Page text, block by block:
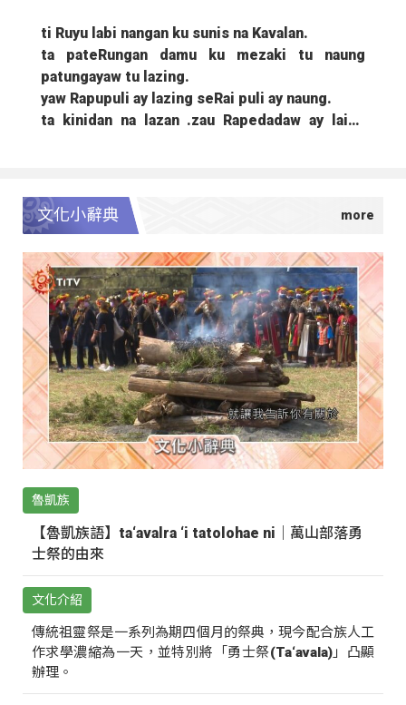
ti Ruyu labi nangan ku sunis na Kavalan.
ta pateRungan damu ku mezaki tu naung
patungayaw tu lazing.
yaw Rapupuli ay lazing seRai puli ay naung.
ta kinidan na lazan .zau Rapedadaw ay laing
pameRawan ta nani simqena taytan.
tazian qabinusan ku .simqena ay damu.
kebalan nani yau mai sastaR tatezum ay
wawaway.
nazau mai tani lazat na kebalan. wanayka
melaziw ti tu Rasibu tasaw
qawman yau pama qaninan ay wawaway.
文化小辭典
魯凱族
【魯凱族語】ta‘avalra ‘i tatolohae ni｜萬山部落勇
士祭的由來
文化介紹
傳統祖靈祭是一系列為期四個月的祭典，現今配合族人工
作求學濃縮為一天，並特別將「勇士祭(Ta‘avala)」凸顯
辦理。